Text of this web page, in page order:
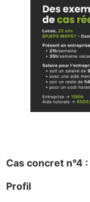
Cas concret n°4
Profil